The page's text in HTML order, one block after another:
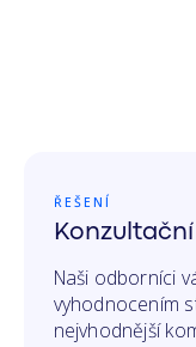
ŘEŠENÍ
Naši odborníci
vyhodnocením
nejvhodnější